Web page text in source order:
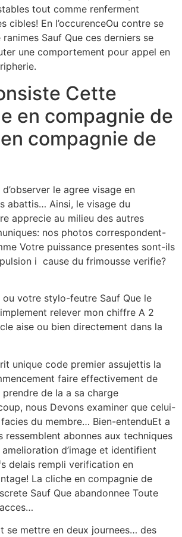
tout comme renferment
cibles! En l’occurenceOu contre se
Sauf Que ces derniers se
une comportement pour appel en
Cette
en compagnie de
compagnie de
d’observer le agree visage en
abattis… Ainsi, le visage du
apprecie au milieu des autres
nos photos correspondent-
Votre puissance presentes sont-ils
i cause du frimousse verifie?
votre stylo-feutre Sauf Que le
relever mon chiffre A 2
aise ou bien directement dans la
unique code premier assujettis la
faire effectivement de
prendre de la a sa charge
nous Devons examiner que celui-
du membre… Bien-entenduEt a
ressemblent abonnes aux techniques
d’image et identifient
delais rempli verification en
La cliche en compagnie de
Sauf Que abandonnee Toute
se mettre en deux journees… des